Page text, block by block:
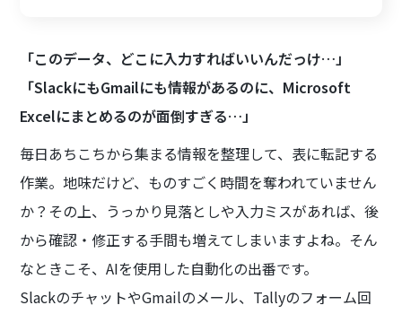
「このデータ、どこに入力すればいいんだっけ…」
「SlackにもGmailにも情報があるのに、Microsoft
Excelにまとめるのが面倒すぎる…」
毎日あちこちから集まる情報を整理して、表に転記する
作業。地味だけど、ものすごく時間を奪われていません
か？その上、うっかり見落としや入力ミスがあれば、後
から確認・修正する手間も増えてしまいますよね。そん
なときこそ、AIを使用した自動化の出番です。
SlackのチャットやGmailのメール、Tallyのフォーム回